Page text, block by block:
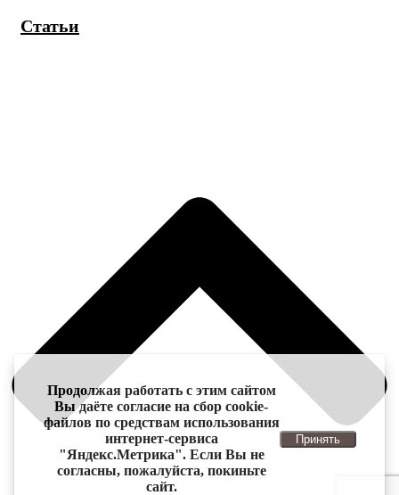
Статьи
Продолжая работать с этим сайтом
Вы даёте согласие на сбор cookie-
файлов по средствам использования
интернет-сервиса
"Яндекс.Метрика". Если Вы не
согласны, пожалуйста, покиньте
сайт.
Принять